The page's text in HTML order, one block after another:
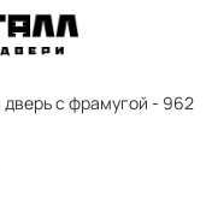
дверь с фрамугой - 962